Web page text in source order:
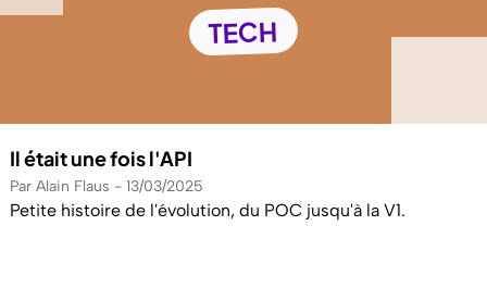
TECH
Il était une fois l'API
Par Alain Flaus 13/03/2025
Petite histoire de l'évolution, du POC jusqu'à la V1.